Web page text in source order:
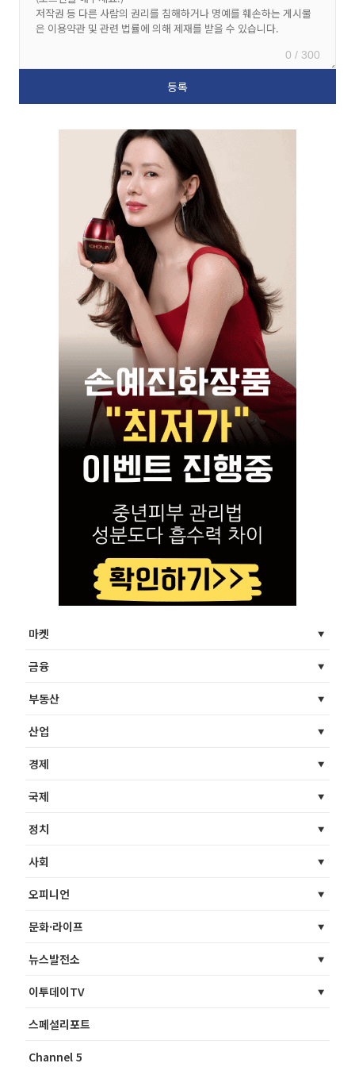
0 / 300
마켓
금융
부동산
산업
경제
국제
정치
사회
오피니언
문화·라이프
뉴스발전소
이투데이TV
스페셜리포트
Channel 5